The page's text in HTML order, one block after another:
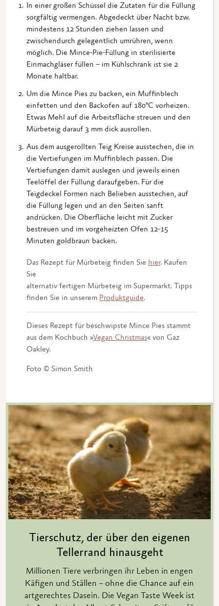
In einer großen Schüssel die Zutaten für die Füllung
sorgfältig vermengen. Abgedeckt über Nacht bzw.
mindestens 12 Stunden ziehen lassen und
zwischendurch gelegentlich umrühren, wenn
möglich. Die Mince-Pie-Füllung in sterilisierte
Einmachgläser füllen – im Kühlschrank ist sie 2
Monate haltbar.
Um die Mince Pies zu backen, ein Muffinblech
einfetten und den Backofen auf 180°C vorheizen.
Etwas Mehl auf die Arbeitsfläche streuen und den
Mürbeteig darauf 3 mm dick ausrollen.
Aus dem ausgerollten Teig Kreise ausstechen, die in
die Vertiefungen im Muffinblech passen. Die
Vertiefungen damit auslegen und jeweils einen
Teelöffel der Füllung daraufgeben. Für die
Teigdeckel Formen nach Belieben ausstechen, auf
die Füllung legen und an den Seiten sanft
andrücken. Die Oberfläche leicht mit Zucker
bestreuen und im vorgeheizten Ofen 12-15
Minuten goldbraun backen.
Das Rezept für Mürbeteig finden Sie hier. Kaufen
Sie
alternativ fertigen Mürbeteig im Supermarkt. Tipps
finden Sie in unserem Produktguide.
Dieses Rezept für beschwipste Mince Pies stammt
aus dem Kochbuch »Vegan Christmas« von Gaz
Oakley.
Foto © Simon Smith
Tierschutz, der über den eigenen
Tellerrand hinausgeht
Millionen Tiere verbringen ihr Leben in engen
Käfigen und Ställen – ohne die Chance auf ein
artgerechtes Dasein. Die Vegan Taste Week ist